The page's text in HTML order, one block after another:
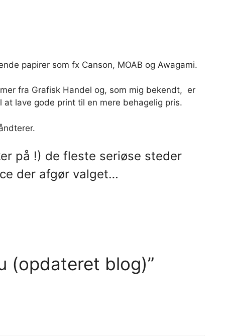
papirer som fx Canson, MOAB og Awagami.
fra Grafisk Handel og, som mig bekendt, er
lave gode print til en mere behagelig pris.
på !) de fleste seriøse steder
der afgør valget…
(opdateret blog)”